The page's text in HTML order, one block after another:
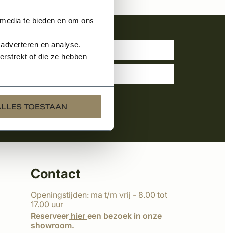
te bieden en om ons
en analyse.
of die ze hebben
TOESTAAN
Contact
Openingstijden: ma t/m vrij - 8.00 tot
17.00 uur
Reserveer hier een bezoek in onze
showroom.